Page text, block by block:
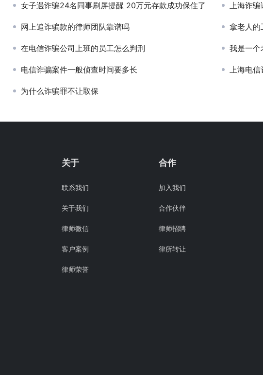
女子遇诈骗24名同事刷屏提醒 20万元存款成功保住了 上海诈骗
网上追诈骗款的律师团队靠谱吗 拿老人的
在电信诈骗公司上班的员工怎么判刑 我是一个老人
电信诈骗案件一般侦查时间要多长 上海电信
为什么诈骗罪不让取保
关于
联系我们
关于我们
律师微信
客户案例
律师荣誉
合作
加入我们
合作伙伴
律师招聘
律所转让